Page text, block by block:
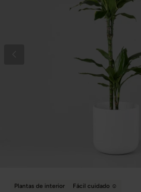
Plantas de interior Fácil cuidado ☺️